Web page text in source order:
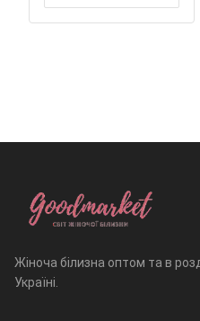
Жіноча білизна оптом та в
Україні.